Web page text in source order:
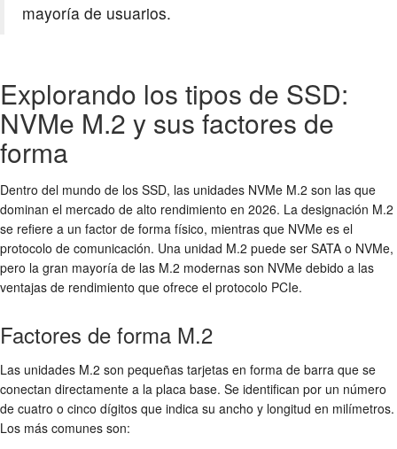
mayoría de usuarios.
Explorando los tipos de SSD:
NVMe M.2 y sus factores de
forma
Dentro del mundo de los SSD, las unidades NVMe M.2 son las que
dominan el mercado de alto rendimiento en 2026. La designación M.2
se refiere a un factor de forma físico, mientras que NVMe es el
protocolo de comunicación. Una unidad M.2 puede ser SATA o NVMe,
pero la gran mayoría de las M.2 modernas son NVMe debido a las
ventajas de rendimiento que ofrece el protocolo PCIe.
Factores de forma M.2
Las unidades M.2 son pequeñas tarjetas en forma de barra que se
conectan directamente a la placa base. Se identifican por un número
de cuatro o cinco dígitos que indica su ancho y longitud en milímetros.
Los más comunes son: